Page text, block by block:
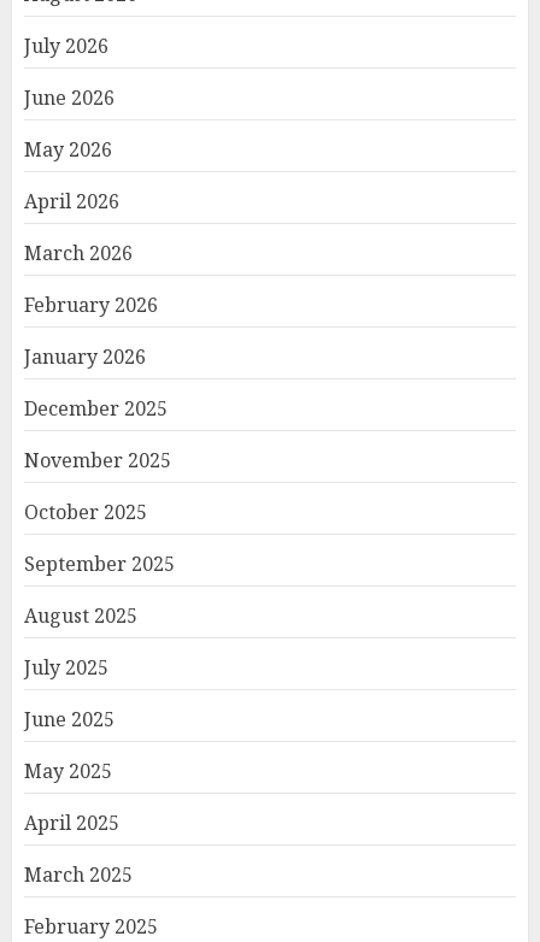
July 2026
June 2026
May 2026
April 2026
March 2026
February 2026
January 2026
December 2025
November 2025
October 2025
September 2025
August 2025
July 2025
June 2025
May 2025
April 2025
March 2025
February 2025